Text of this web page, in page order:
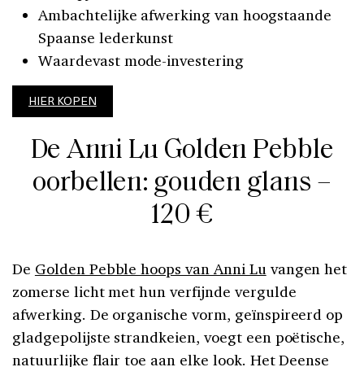
Ambachtelijke afwerking van hoogstaande
Spaanse lederkunst
Waardevast mode-investering
HIER KOPEN
De Anni Lu Golden Pebble
oorbellen: gouden glans –
120 €
De Golden Pebble hoops van Anni Lu vangen het
zomerse licht met hun verfijnde vergulde
afwerking. De organische vorm, geïnspireerd op
gladgepolijste strandkeien, voegt een poëtische,
natuurlijke flair toe aan elke look. Het Deense